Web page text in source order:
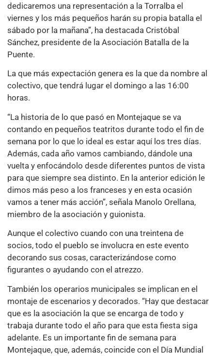
dedicaremos una representación a la Torralba el
viernes y los más pequeños harán su propia batalla el
sábado por la mañana”, ha destacada Cristóbal
Sánchez, presidente de la Asociación Batalla de la
Puente.
La que más expectación genera es la que da nombre al
colectivo, que tendrá lugar el domingo a las 16:00
horas.
“La historia de lo que pasó en Montejaque se va
contando en pequeños teatritos durante todo el fin de
semana por lo que lo ideal es estar aquí los tres días.
Además, cada año vamos cambiando, dándole una
vuelta y enfocándolo desde diferentes puntos de vista
para que siempre sea distinto. En la anterior edición le
dimos más peso a los franceses y en esta ocasión
vamos a tener más acción”, señala Manolo Orellana,
miembro de la asociación y guionista.
Aunque el colectivo cuando con una treintena de
socios, todo el pueblo se involucra en este evento
decorando sus cosas, caracterizándose como
figurantes o ayudando con el atrezzo.
También los operarios municipales se implican en el
montaje de escenarios y decorados. “Hay que destacar
que es la asociación la que se encarga de todo y
trabaja durante todo el año para que esta fiesta siga
adelante. Es un importante fin de semana para
Montejaque, que, además, coincide con el Día Mundial